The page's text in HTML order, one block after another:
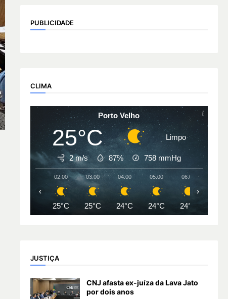
PUBLICIDADE
CLIMA
Porto Velho
25°C Limpo
2 m/s 87% 758 mmHg
02:00
25°C
03:00
25°C
04:00
24°C
05:00
24°C
06:00
24°C
‹ ›
JUSTIÇA
CNJ afasta ex-juíza da Lava Jato
por dois anos